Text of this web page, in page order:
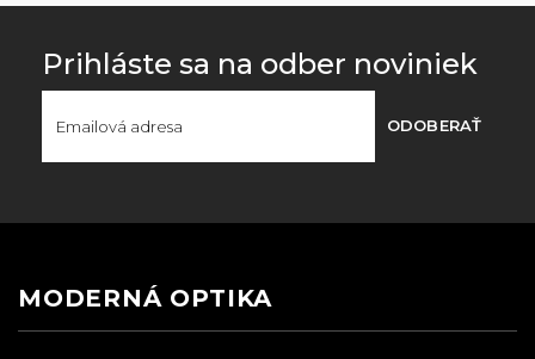
Prihláste sa na odber noviniek
ODOBERAŤ
MODERNÁ OPTIKA